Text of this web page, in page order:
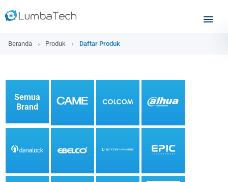
Beranda Produk Daftar Produk
Semua
Brand